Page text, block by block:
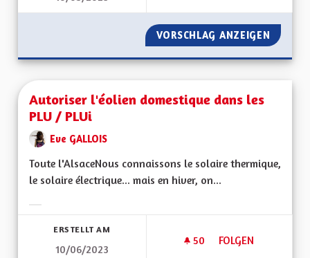
VORSCHLAG ANZEIGEN
Autoriser l'éolien domestique dans les
PLU / PLUi
Eve GALLOIS
Toute l'AlsaceNous connaissons le solaire thermique,
le solaire électrique... mais en hiver, on...
ERSTELLT AM
10/06/2023
50 50 FOLLOWER
FOLGEN
AUTORISER